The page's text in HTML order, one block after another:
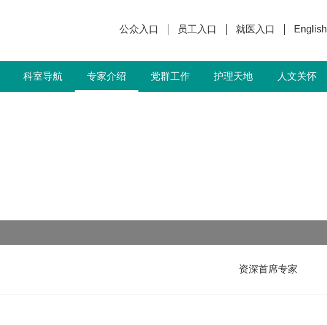
公众入口 员工入口 就医入口 English
科室导航 专家介绍 党群工作 护理天地 人文关怀
资深首席专家